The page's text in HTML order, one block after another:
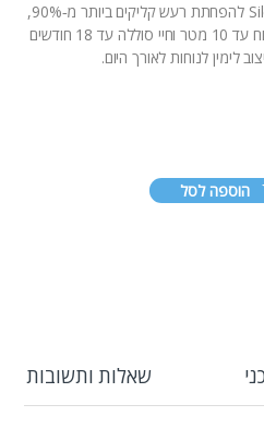
עכבר אלחוטי שקט עם SilentTouch להפחתת רעש קליקים ביותר מ‑90%,
חיבור 2.4GHz עם מקלט USB, טווח עד 10 מטר וחיי סוללה עד 18 חודשים
לימין לנוחות לאורך היום.
הוספה לסל
שאלות ותשובות